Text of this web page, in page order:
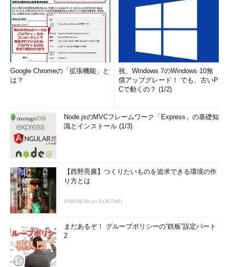
ちなみに、すでにMicrosoft Azure仮想マシンまたはローカル
PCのVisual Studio 2013の開発環境が利用できる場合、Microsoft
Azureの管理ポータルにアクセスしなくても、Visual Studioの
「サーバーエクスプローラー」から開発、テスト用のWindows 7
またはWindows 8.1仮想マシンをMicrosoft Azureに直接プロビジ
ョニングして、リモートデスクトップ接続やWindows
PowerShellで接続することが可能になっています（画面4）。
画面4Visual Studio 2013の開発環境から、Microsoft Azu
そもそもWindowsデスクトップOSのホスティングはNG！
Microsoft Azure仮想マシンにおけるWindows 8.1および
Google Chromeの「拡張機能」と
は？
祝、Windows 7のWindows 10無
償アップグレード！ でも、古いP
Cで動くの？ (1/2)
Node.jsのMVCフレームワーク「Express」の基礎知
識とインストール (1/3)
【西野亮廣】つくりたいものを追求できる環境の作
り方とは
PR(FINCHI on GOETHE)
まだあるぞ！ グループポリシーの“鉄板”設定パート
2